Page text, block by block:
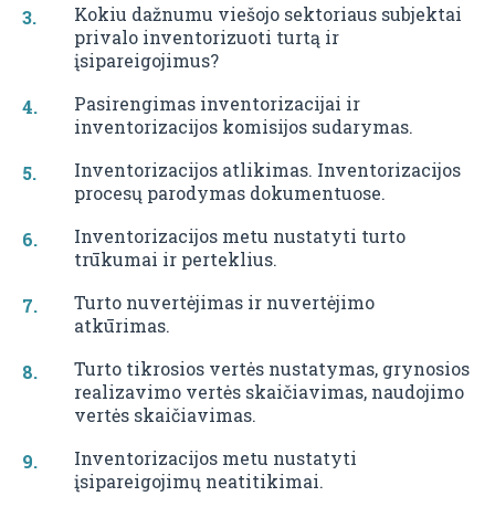
Kokiu dažnumu viešojo sektoriaus subjektai
privalo inventorizuoti turtą ir
įsipareigojimus?
Pasirengimas inventorizacijai ir
inventorizacijos komisijos sudarymas.
Inventorizacijos atlikimas. Inventorizacijos
procesų parodymas dokumentuose.
Inventorizacijos metu nustatyti turto
trūkumai ir perteklius.
Turto nuvertėjimas ir nuvertėjimo
atkūrimas.
Turto tikrosios vertės nustatymas, grynosios
realizavimo vertės skaičiavimas, naudojimo
vertės skaičiavimas.
Inventorizacijos metu nustatyti
įsipareigojimų neatitikimai.